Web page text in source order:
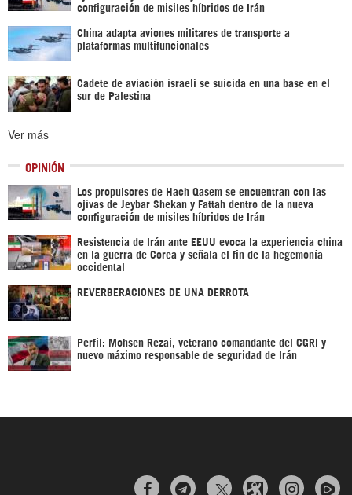
configuración de misiles híbridos de Irán
China adapta aviones militares de transporte a
plataformas multifuncionales
Cadete de aviación israelí se suicida en una base en el
sur de Palestina
Ver más
OPINIÓN
Los propulsores de Hach Qasem se encuentran con las
ojivas de Jeybar Shekan y Fattah dentro de la nueva
configuración de misiles híbridos de Irán
Resistencia de Irán ante EEUU evoca la experiencia china
en la guerra de Corea y señala el fin de la hegemonía
occidental
REVERBERACIONES DE UNA DERROTA
Perfil: Mohsen Rezai, veterano comandante del CGRI y
nuevo máximo responsable de seguridad de Irán
  